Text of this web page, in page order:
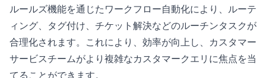
ルールズ機能を通じたワークフロー自動化により、ルーテ
ィング、タグ付け、チケット解決などのルーチンタスクが
合理化されます。これにより、効率が向上し、カスタマー
サービスチームがより複雑なカスタマークエリに焦点を当
てることができます。